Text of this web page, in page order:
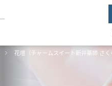
花壇（チャームスイート新井薬師 さ